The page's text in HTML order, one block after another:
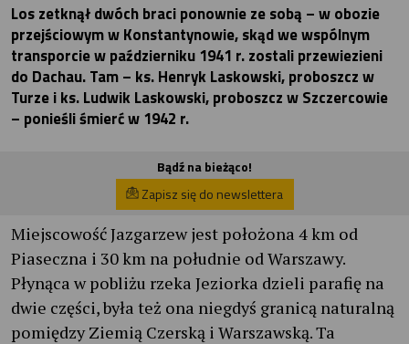
Los zetknął dwóch braci ponownie ze sobą – w obozie
przejściowym w Konstantynowie, skąd we wspólnym
transporcie w październiku 1941 r. zostali przewiezieni
do Dachau. Tam – ks. Henryk Laskowski, proboszcz w
Turze i ks. Ludwik Laskowski, proboszcz w Szczercowie
– ponieśli śmierć w 1942 r.
Bądź na bieżąco!
Zapisz się do newslettera
Miejscowość Jazgarzew jest położona 4 km od
Piaseczna i 30 km na południe od Warszawy.
Płynąca w pobliżu rzeka Jeziorka dzieli parafię na
dwie części, była też ona niegdyś granicą naturalną
pomiędzy Ziemią Czerską i Warszawską. Ta